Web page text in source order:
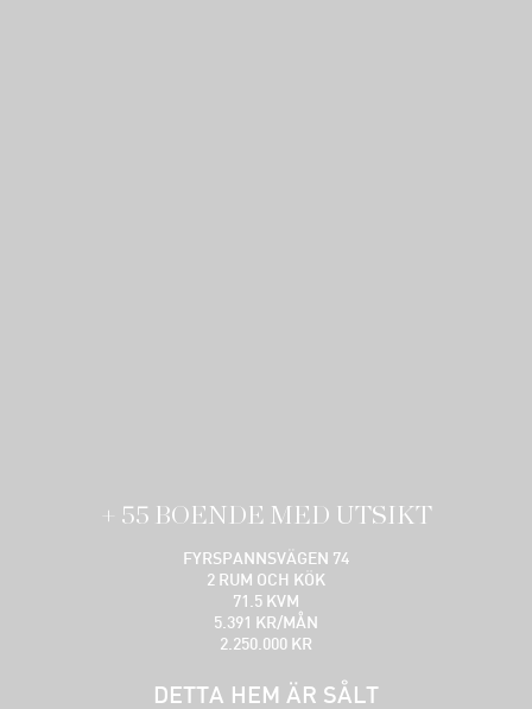
+ 55 BOENDE MED UTSIKT
FYRSPANNSVÄGEN 74
2 RUM OCH KÖK
71.5 KVM
5.391 KR/MÅN
2.250.000 KR
DETTA HEM ÄR SÅLT